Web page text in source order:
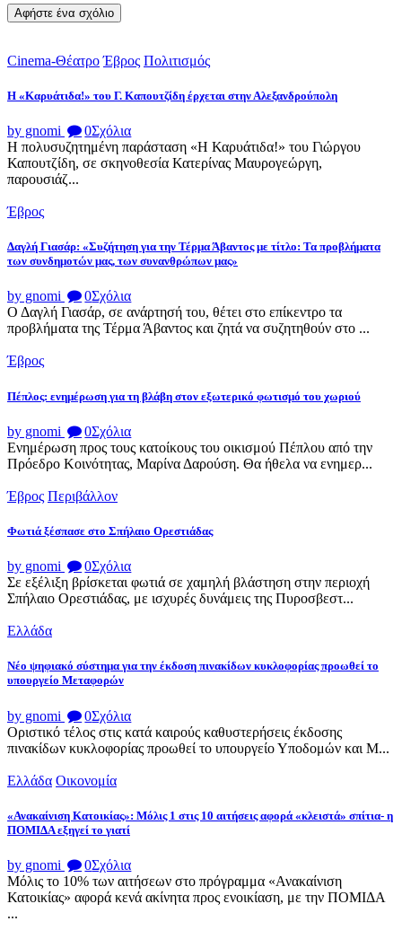
Cinema-Θέατρο Έβρος Πολιτισμός
Η «Καρυάτιδα!» του Γ. Καπουτζίδη έρχεται στην Αλεξανδρούπολη
by gnomi 0Σχόλια
Η πολυσυζητημένη παράσταση «Η Καρυάτιδα!» του Γιώργου
Καπουτζίδη, σε σκηνοθεσία Κατερίνας Μαυρογεώργη,
παρουσιάζ...
Έβρος
Δαγλή Γιασάρ: «Συζήτηση για την Τέρμα Άβαντος με τίτλο: Τα προβλήματα
των συνδημοτών μας, των συνανθρώπων μας»
by gnomi 0Σχόλια
Ο Δαγλή Γιασάρ, σε ανάρτησή του, θέτει στο επίκεντρο τα
προβλήματα της Τέρμα Άβαντος και ζητά να συζητηθούν στο ...
Έβρος
Πέπλος: ενημέρωση για τη βλάβη στον εξωτερικό φωτισμό του χωριού
by gnomi 0Σχόλια
Ενημέρωση προς τους κατοίκους του οικισμού Πέπλου από την
Πρόεδρο Κοινότητας, Μαρίνα Δαρούση. Θα ήθελα να ενημερ...
Έβρος Περιβάλλον
Φωτιά ξέσπασε στο Σπήλαιο Ορεστιάδας
by gnomi 0Σχόλια
Σε εξέλιξη βρίσκεται φωτιά σε χαμηλή βλάστηση στην περιοχή
Σπήλαιο Ορεστιάδας, με ισχυρές δυνάμεις της Πυροσβεστ...
Ελλάδα
Νέο ψηφιακό σύστημα για την έκδοση πινακίδων κυκλοφορίας προωθεί το
υπουργείο Μεταφορών
by gnomi 0Σχόλια
Οριστικό τέλος στις κατά καιρούς καθυστερήσεις έκδοσης
πινακίδων κυκλοφορίας προωθεί το υπουργείο Υποδομών και Μ...
Ελλάδα Οικονομία
«Ανακαίνιση Κατοικίας»: Μόλις 1 στις 10 αιτήσεις αφορά «κλειστά» σπίτια- η
ΠΟΜΙΔΑ εξηγεί το γιατί
by gnomi 0Σχόλια
Μόλις το 10% των αιτήσεων στο πρόγραμμα «Ανακαίνιση
Κατοικίας» αφορά κενά ακίνητα προς ενοικίαση, με την ΠΟΜΙΔΑ
...